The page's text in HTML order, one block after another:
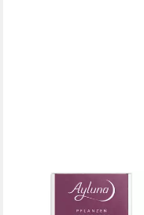
Haarfarbe Kaffeebraun,